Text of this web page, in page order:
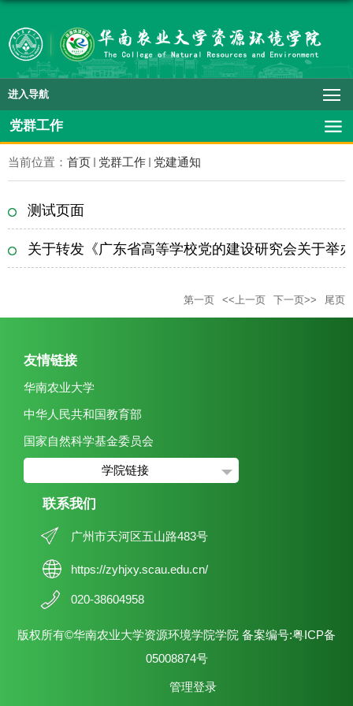
进入导航
党群工作
当前位置： 首页 党群工作 党建通知
测试页面
关于转发《广东省高等学校党的建设研究会关于举
第一页 <<上一页 下一页>> 尾页
友情链接
华南农业大学
中华人民共和国教育部
国家自然科学基金委员会
学院链接
联系我们
广州市天河区五山路483号
https://zyhjxy.scau.edu.cn/
020-38604958
版权所有©华南农业大学资源环境学院学院 备案编号:粤ICP备
05008874号
管理登录